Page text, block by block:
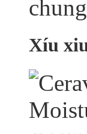
Xíu